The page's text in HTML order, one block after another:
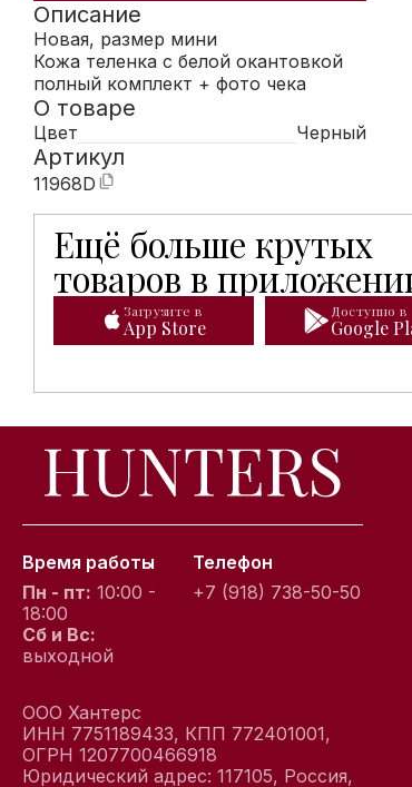
Описание
Новая, размер мини
Кожа теленка с белой окантовкой
полный комплект + фото чека
О товаре
Цвет Черный
Артикул
11968D
Ещё больше крутых
товаров в
Мобильное приложение Hunters
Загрузите в
App Store
Доступно в
Google
Время работы
Пн - пт: 10:00 -
18:00
Сб и Вс:
выходной
Телефон
+7 (918) 738-50-50
ООО Хантерс
ИНН 7751189433, КПП 772401001,
ОГРН 1207700466918
Юридический адрес: 117105, Россия,